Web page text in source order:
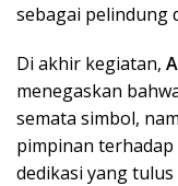
sebagai pelindung
Di akhir kegiatan,
menegaskan
semata simbol,
pimpinan terhadap
dedikasi yang